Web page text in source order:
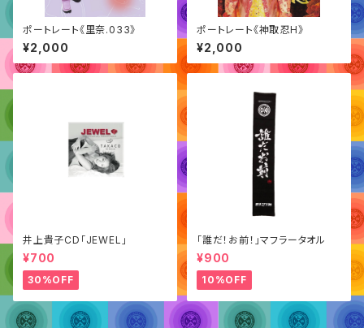
ポートレート《里奈.033》
¥2,000
ポートレート《神取忍H》
¥2,000
井上貴子CD「JEWEL」
¥700
30%OFF
「誰だ！お前！」マフラータオル
¥900
10%OFF